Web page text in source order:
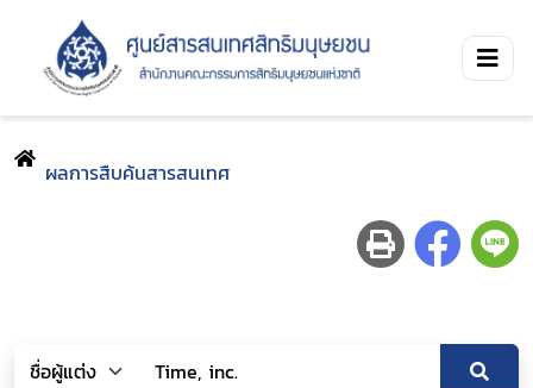
ผลการสืบค้นสารสนเทศ